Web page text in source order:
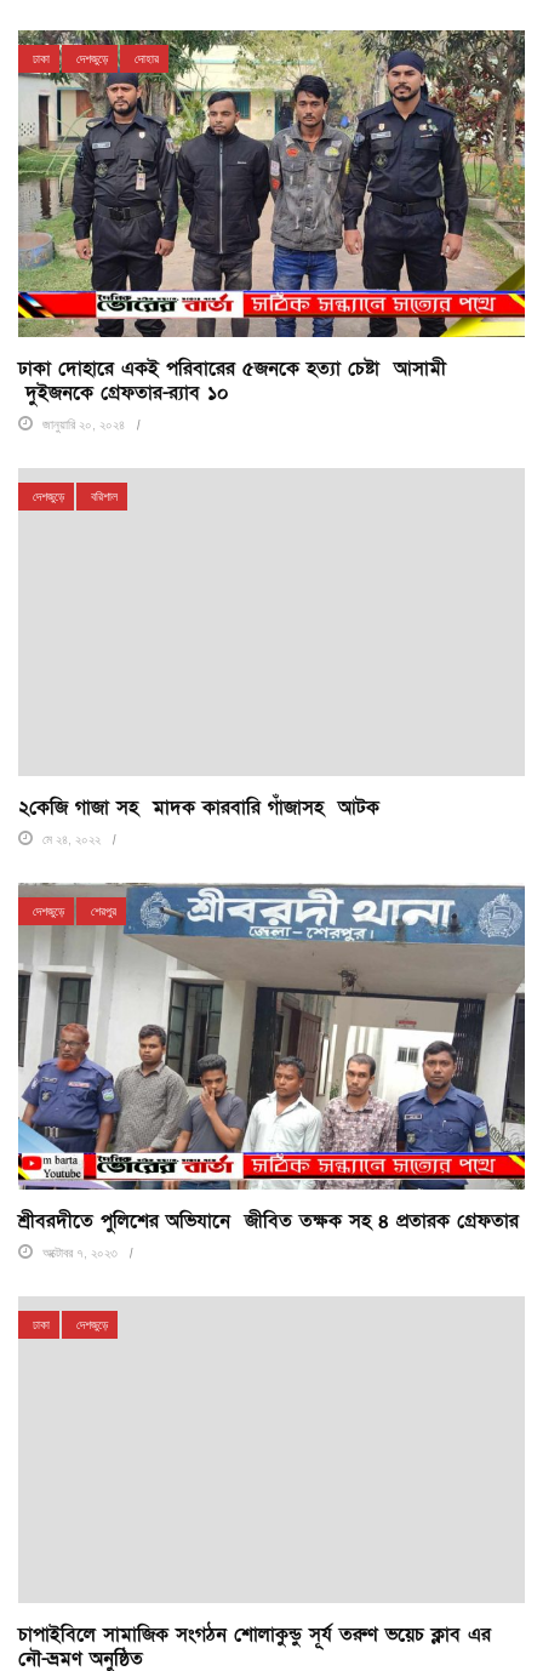
ঢাকা দেশজুড়ে দোহার
ঢাকা দোহারে একই পরিবারের ৫জনকে হত্যা চেষ্টা আসামী
দুইজনকে গ্রেফতার-র‌্যাব ১০
জানুয়ারি ২০, ২০২৪
দেশজুড়ে বরিশাল
২কেজি গাজা সহ মাদক কারবারি গাঁজাসহ আটক
মে ২৪, ২০২২
দেশজুড়ে শেরপুর
শ্রীবরদীতে পুলিশের অভিযানে জীবিত তক্ষক সহ ৪ প্রতারক গ্রেফতার
অক্টোবর ৭, ২০২৩
ঢাকা দেশজুড়ে
চাপাইবিলে সামাজিক সংগঠন শোলাকুন্ডু সূর্য তরুণ ভয়েচ ক্লাব এর
নৌ-ভ্রমণ অনুষ্ঠিত